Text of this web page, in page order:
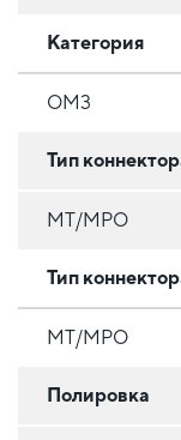
Категория
OM3
Тип
MT/MPO
Тип
MT/MPO
Полировка